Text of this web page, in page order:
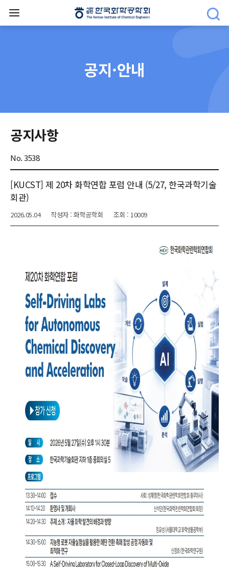
공지·안내
공지사항
No. 3538
[KUCST] 제 20차 화학연합 포럼 안내 (5/27, 한국과학기술
회관)
2026.05.04 작성자 : 화학공학회 조회 : 10009